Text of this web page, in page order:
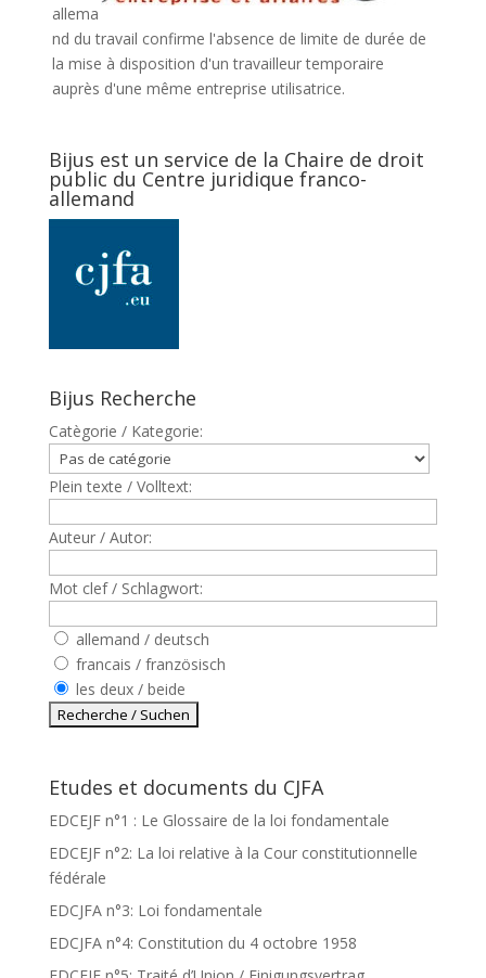
allema
nd du travail confirme l'absence de limite de durée de
la mise à disposition d'un travailleur temporaire
auprès d'une même entreprise utilisatrice.
Bijus est un service de la Chaire de droit
public du Centre juridique franco-
allemand
Bijus Recherche
Catègorie / Kategorie:
Plein texte / Volltext:
Auteur / Autor:
Mot clef / Schlagwort:
allemand / deutsch
francais / französisch
les deux / beide
Etudes et documents du CJFA
EDCEJF n°1 : Le Glossaire de la loi fondamentale
EDCEJF n°2: La loi relative à la Cour constitutionnelle
fédérale
EDCJFA n°3: Loi fondamentale
EDCJFA n°4: Constitution du 4 octobre 1958